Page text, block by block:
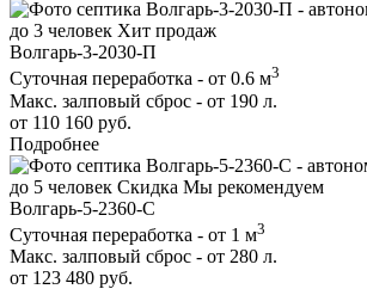
до 3 человек Хит продаж
Волгарь-3-2030-П
Суточная переработка - от 0.6 м3
Макс. залповый сброс - от 190 л.
от 110 160 руб.
Подробнее
до 5 человек Скидка Мы рекомендуем
Волгарь-5-2360-С
Суточная переработка - от 1 м3
Макс. залповый сброс - от 280 л.
от 123 480 руб.